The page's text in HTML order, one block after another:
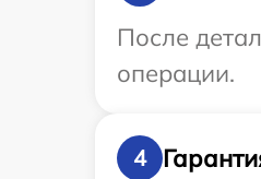
После
операции.
4